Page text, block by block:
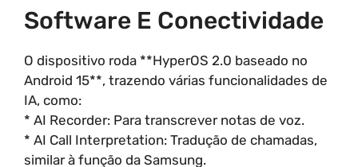
Software E Conectividade
O dispositivo roda **HyperOS 2.0 baseado no
Android 15**, trazendo várias funcionalidades de
IA, como:
* AI Recorder: Para transcrever notas de voz.
* AI Call Interpretation: Tradução de chamadas,
similar à função da Samsung.